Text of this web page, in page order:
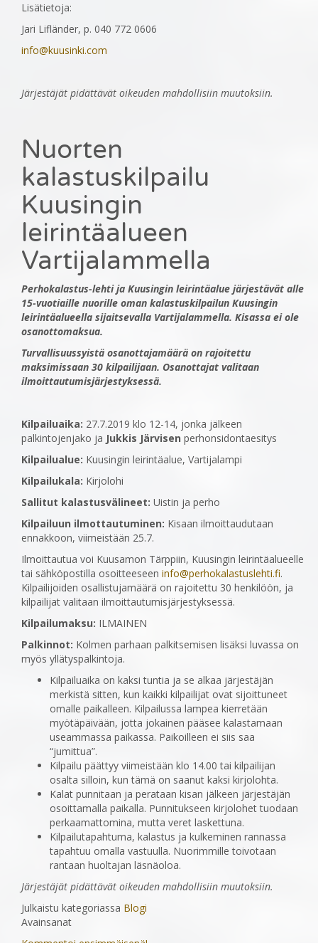
Lisätietoja:
Jari Lifländer, p. 040 772 0606
info@kuusinki.com
Järjestäjät pidättävät oikeuden mahdollisiin muutoksiin.
Nuorten
kalastuskilpailu
Kuusingin
leirintäalueen
Vartijalammella
Perhokalastus-lehti ja Kuusingin leirintäalue järjestävät alle
15-vuotiaille nuorille oman kalastuskilpailun Kuusingin
leirintäalueella sijaitsevalla Vartijalammella. Kisassa ei ole
osanottomaksua.
Turvallisuussyistä osanottajamäärä on rajoitettu
maksimissaan 30 kilpailijaan. Osanottajat valitaan
ilmoittautumisjärjestyksessä.
Kilpailuaika: 27.7.2019 klo 12-14, jonka jälkeen
palkintojenjako ja Jukkis Järvisen perhonsidontaesitys
Kilpailualue: Kuusingin leirintäalue, Vartijalampi
Kilpailukala: Kirjolohi
Sallitut kalastusvälineet: Uistin ja perho
Kilpailuun ilmottautuminen: Kisaan ilmoittaudutaan
ennakkoon, viimeistään 25.7.
Ilmoittautua voi Kuusamon Tärppiin, Kuusingin leirintäalueelle
tai sähköpostilla osoitteeseen info@perhokalastuslehti.fi.
Kilpailijoiden osallistujamäärä on rajoitettu 30 henkilöön, ja
kilpailijat valitaan ilmoittautumisjärjestyksessä.
Kilpailumaksu: ILMAINEN
Palkinnot: Kolmen parhaan palkitsemisen lisäksi luvassa on
myös yllätyspalkintoja.
Kilpailuaika on kaksi tuntia ja se alkaa järjestäjän
merkistä sitten, kun kaikki kilpailijat ovat sijoittuneet
omalle paikalleen. Kilpailussa lampea kierretään
myötäpäivään, jotta jokainen pääsee kalastamaan
useammassa paikassa. Paikoilleen ei siis saa
“jumittua”.
Kilpailu päättyy viimeistään klo 14.00 tai kilpailijan
osalta silloin, kun tämä on saanut kaksi kirjolohta.
Kalat punnitaan ja perataan kisan jälkeen järjestäjän
osoittamalla paikalla. Punnitukseen kirjolohet tuodaan
perkaamattomina, mutta veret laskettuna.
Kilpailutapahtuma, kalastus ja kulkeminen rannassa
tapahtuu omalla vastuulla. Nuorimmille toivotaan
rantaan huoltajan läsnäoloa.
Järjestäjät pidättävät oikeuden mahdollisiin muutoksiin.
Julkaistu kategoriassa Blogi
Avainsanat